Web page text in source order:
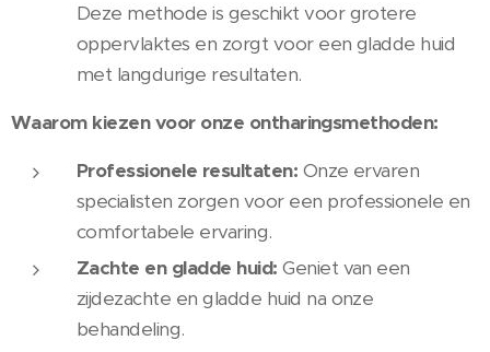
Deze methode is geschikt voor grotere
oppervlaktes en zorgt voor een gladde huid
met langdurige resultaten.
Waarom kiezen voor onze ontharingsmethoden:
Professionele resultaten: Onze ervaren
specialisten zorgen voor een professionele en
comfortabele ervaring.
Zachte en gladde huid: Geniet van een
zijdezachte en gladde huid na onze
behandeling.